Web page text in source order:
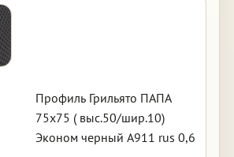
Профиль Грильято ПАПА
75х75 ( выс.50/шир.10)
Эконом черный А911 rus 0,6